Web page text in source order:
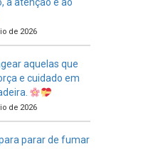
de 2026
de 2026